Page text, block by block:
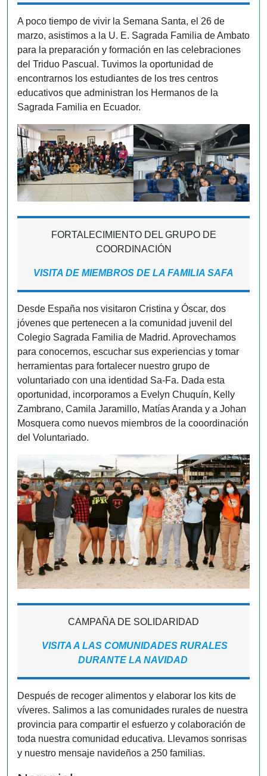
A poco tiempo de vivir la Semana Santa, el 26 de
marzo, asistimos a la U. E. Sagrada Familia de Ambato
para la preparación y formación en las celebraciones
del Triduo Pascual. Tuvimos la oportunidad de
encontrarnos los estudiantes de los tres centros
educativos que administran los Hermanos de la
Sagrada Familia en Ecuador.
FORTALECIMIENTO DEL GRUPO DE
COORDINACIÓN
VISITA DE MIEMBROS DE LA FAMILIA SAFA
Desde España nos visitaron Cristina y Óscar, dos
jóvenes que pertenecen a la comunidad juvenil del
Colegio Sagrada Familia de Madrid. Aprovechamos
para conocernos, escuchar sus experiencias y tomar
herramientas para fortalecer nuestro grupo de
voluntariado con una identidad Sa-Fa. Dada esta
oportunidad, incorporamos a Evelyn Chuquín, Kelly
Zambrano, Camila Jaramillo, Matías Aranda y a Johan
Mosquera como nuevos miembros de la cooordinación
del Voluntariado.
CAMPAÑA DE SOLIDARIDAD
VISITA A LAS COMUNIDADES RURALES
DURANTE LA NAVIDAD
Después de recoger alimentos y elaborar los kits de
víveres. Salimos a las comunidades rurales de nuestra
provincia para compartir el esfuerzo y colaboración de
toda nuestra comunidad educativa. Llevamos sonrisas
y nuestro mensaje navideños a 250 familias.